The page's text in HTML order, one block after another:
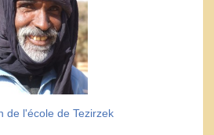
de l'école de Tezirzek